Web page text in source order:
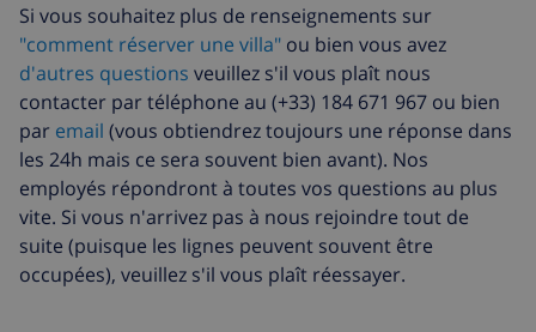
Informations additionnelles
ville/village plus proche dans un rayon de 5
kilomètres de la villa
plage la plus proche dans un rayon de 5 kilomètres
de la villa
port le plus proche: Altea (dans un rayon de 5
kilomètres de la villa)
aéroport le plus proche: Alicante (dans un rayon de
Siège enfant
32,25 $US , à payer à l'arrivée
Animaux
64,50 $US , à payer à l'arrivée
Arrivée tardive
64,50 $US , à payer à l'arrivée
Lit
supplémentaire
14,24 $US par jour , à payer à
l'arrivée
Draps
supplémentaires
17,59 $US par personne , à
payer à l'arrivée
Si vous souhaitez plus de renseignements sur
"comment réserver une villa" ou bien vous avez
d'autres questions veuillez s'il vous plaît nous
contacter par téléphone au (+33) 184 671 967 ou bien
par email (vous obtiendrez toujours une réponse dans
les 24h mais ce sera souvent bien avant). Nos
employés répondront à toutes vos questions au plus
vite. Si vous n'arrivez pas à nous rejoindre tout de
suite (puisque les lignes peuvent souvent être
occupées), veuillez s'il vous plaît réessayer.